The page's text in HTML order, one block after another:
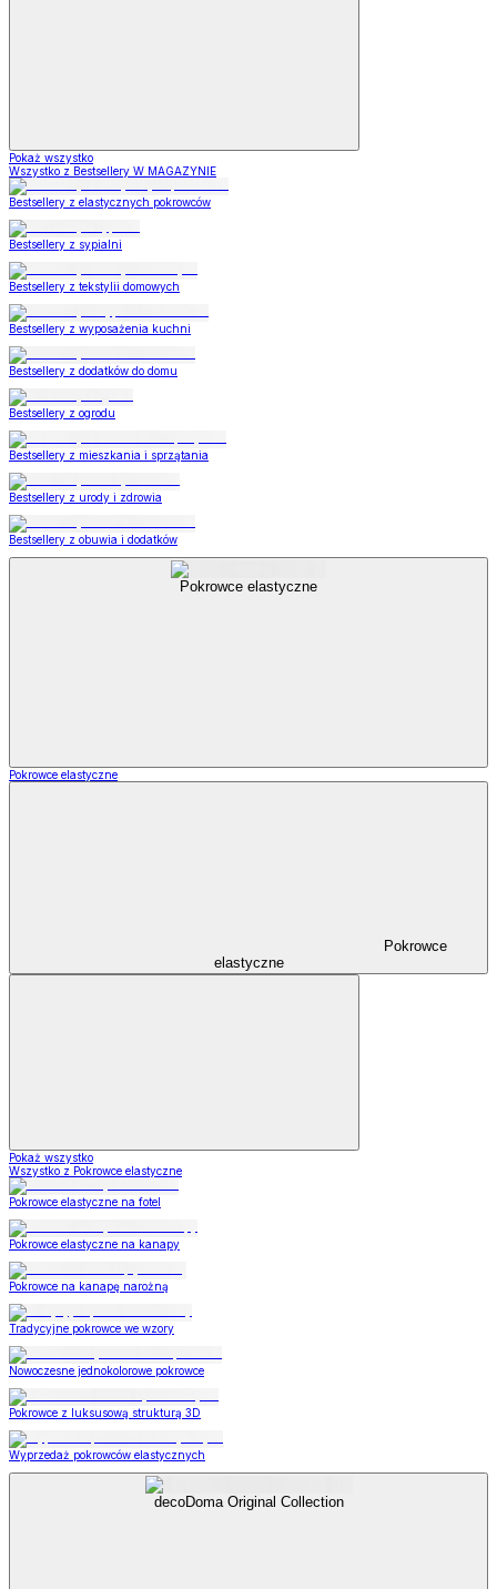
Pokaż wszystko
Wszystko z Bestsellery W MAGAZYNIE
Bestsellery z elastycznych pokrowców
Bestsellery z sypialni
Bestsellery z tekstylii domowych
Bestsellery z wyposażenia kuchni
Bestsellery z dodatków do domu
Bestsellery z ogrodu
Bestsellery z mieszkania i sprzątania
Bestsellery z urody i zdrowia
Bestsellery z obuwia i dodatków
Pokrowce elastyczne
Pokrowce elastyczne
Pokrowce
elastyczne
Pokaż wszystko
Wszystko z Pokrowce elastyczne
Pokrowce elastyczne na fotel
Pokrowce elastyczne na kanapy
Pokrowce na kanapę narożną
Tradycyjne pokrowce we wzory
Nowoczesne jednokolorowe pokrowce
Pokrowce z luksusową strukturą 3D
Wyprzedaż pokrowców elastycznych
decoDoma Original Collection